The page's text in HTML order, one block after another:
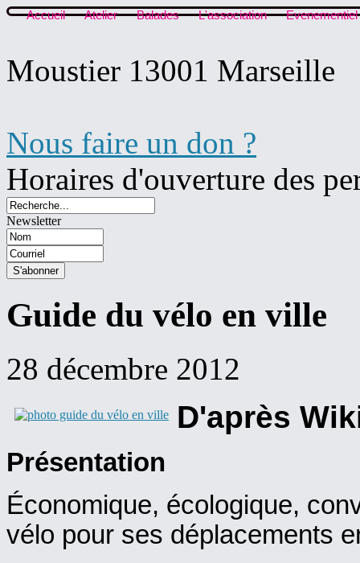
Accueil Atelier Balades L'association Evenementiel
Moustier 13001 Marseille
Nous faire un don ?
Horaires d'ouverture des
Newsletter
Guide du vélo en ville
28 décembre 2012
D'après
Présentation
Économique, écologique,
vélo pour ses déplacements